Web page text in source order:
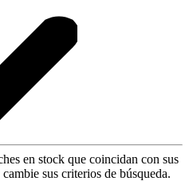
en stock que coincidan con sus
sus criterios de búsqueda.